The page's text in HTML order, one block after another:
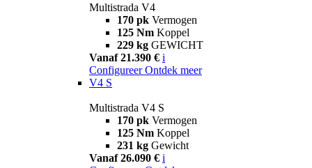
Multistrada V4
170 pk Vermogen
125 Nm Koppel
229 kg GEWICHT
Vanaf 21.390 € i
Configureer Ontdek meer
V4 S
Multistrada V4 S
170 pk Vermogen
125 Nm Koppel
231 kg Gewicht
Vanaf 26.090 € i